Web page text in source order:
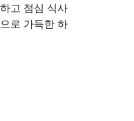
고 점심 식사
로 가득한 하